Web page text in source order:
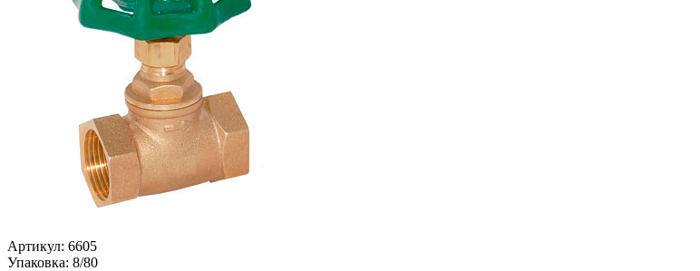
Артикул: 6605
Упаковка: 8/80